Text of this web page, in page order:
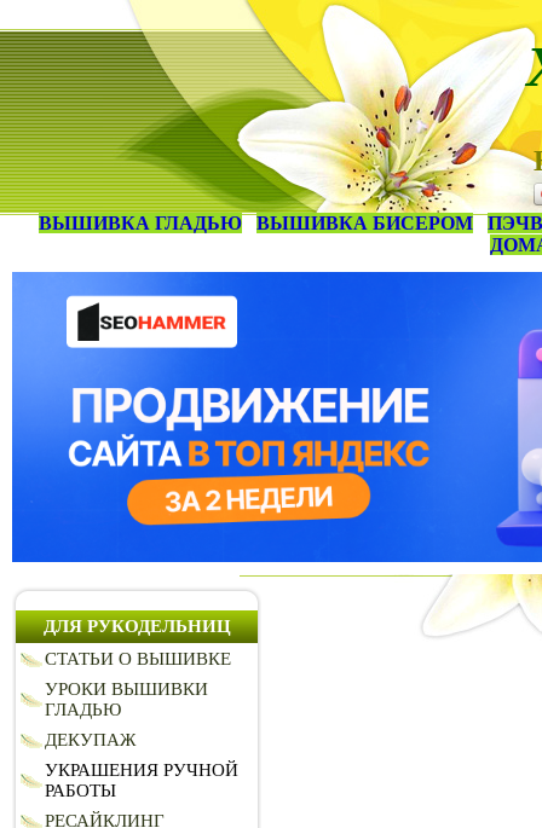
ВЫШИВКА ГЛАДЬЮ ВЫШИВКА БИСЕРОМ
ДЛЯ РУКОДЕЛЬНИЦ
СТАТЬИ О ВЫШИВКЕ
УРОКИ ВЫШИВКИ
ГЛАДЬЮ
ДЕКУПАЖ
УКРАШЕНИЯ РУЧНОЙ
РАБОТЫ
РЕСАЙКЛИНГ